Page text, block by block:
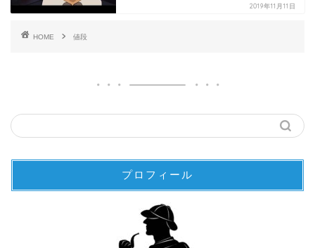
2019年11月11日
HOME 値段
プロフィール